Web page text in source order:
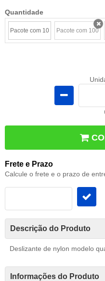
Quantidade
Pacote com 10 Pacote com 100
x
Frete e Prazo
Calcule o frete e o prazo de
Descrição do Produto
Deslizante de nylon modelo
Informações do Produto